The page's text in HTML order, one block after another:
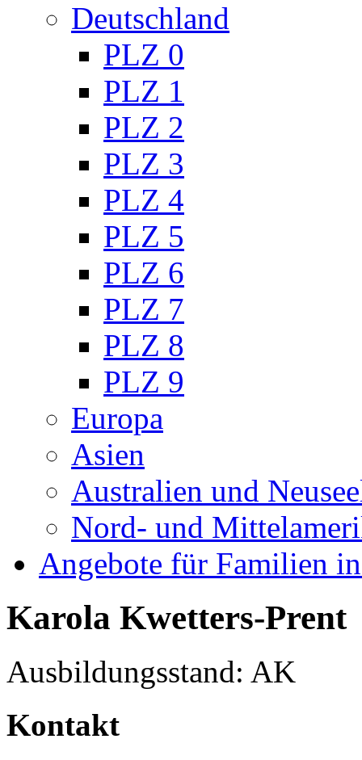
Deutschland
PLZ 0
PLZ 1
PLZ 2
PLZ 3
PLZ 4
PLZ 5
PLZ 6
PLZ 7
PLZ 8
PLZ 9
Europa
Asien
Australien und
Nord- und
Angebote für Familien
Karola Kwetters-Prent
Ausbildungsstand: AK
Kontakt